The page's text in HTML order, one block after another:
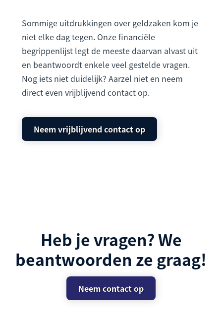
Sommige uitdrukkingen over geldzaken kom je
niet elke dag tegen. Onze financiële
begrippenlijst legt de meeste daarvan alvast uit
en beantwoordt enkele veel gestelde vragen.
Nog iets niet duidelijk? Aarzel niet en neem
direct even vrijblijvend contact op.
Neem vrijblijvend contact op
Heb je vragen? We
beantwoorden ze graag!
Neem contact op